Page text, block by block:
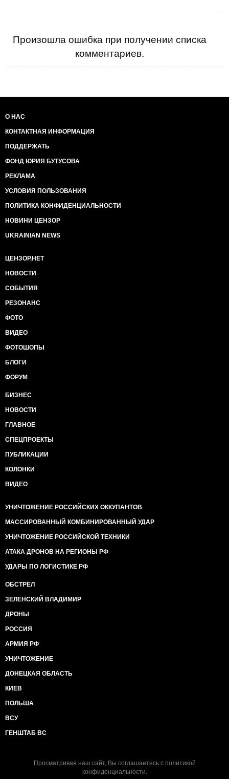
Произошла ошибка при получении списка
комментариев.
О НАС
КОНТАКТНАЯ ИНФОРМАЦИЯ
ПОДДЕРЖАТЬ
ФОНД ЮРИЯ БУТУСОВА
РЕКЛАМА
УСЛОВИЯ ПОЛЬЗОВАНИЯ
ПОЛИТИКА КОНФИДЕНЦИАЛЬНОСТИ
НОВИНИ ЦЕНЗОР
UKRAINIAN NEWS
ЦЕНЗОР.НЕТ
НОВОСТИ
СОБЫТИЯ
РЕЗОНАНС
ФОТО
ВИДЕО
ФОТОШОПЫ
БЛОГИ
ФОРУМ
БИЗНЕС
НОВОСТИ
ГЛАВНОЕ
СПЕЦПРОЕКТЫ
ПУБЛИКАЦИИ
КОЛОНКИ
ВИДЕО
УНИЧТОЖЕНИЕ РОССИЙСКИХ ОККУПАНТОВ
МАССИРОВАННЫЙ КОМБИНИРОВАННЫЙ УДАР
УНИЧТОЖЕНИЕ РОССИЙСКОЙ ТЕХНИКИ
АТАКА ДРОНОВ НА РЕГИОНЫ РФ
УДАРЫ ПО ЛОГИСТИКЕ РФ
ОБСТРЕЛ
ЗЕЛЕНСКИЙ ВЛАДИМИР
ДРОНЫ
РОССИЯ
АРМИЯ РФ
УНИЧТОЖЕНИЕ
ДОНЕЦКАЯ ОБЛАСТЬ
КИЕВ
ПОЛЬША
ВСУ
ГЕНШТАБ ВС
Просматривая наш сайт, Вы соглашаетесь с политикой
конфиденциальности.